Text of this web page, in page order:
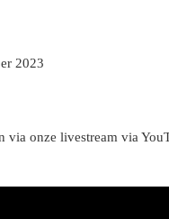
2023
via onze livestream via